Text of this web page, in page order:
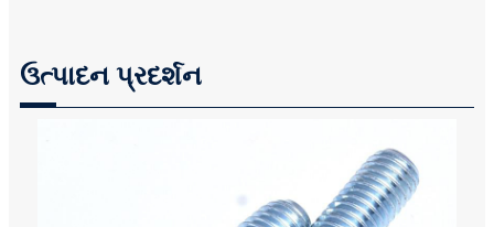
ઉત્પાદન પ્રદર્શન